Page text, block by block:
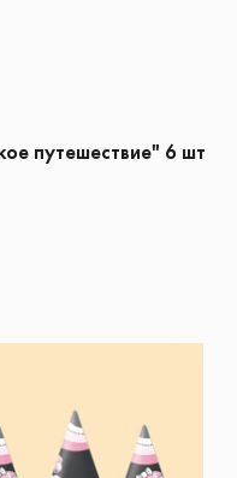
путешествие" 6 шт